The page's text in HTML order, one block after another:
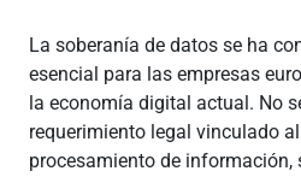
La soberanía de datos se ha
esencial para las empresas
la economía digital actual. No
requerimiento legal vinculado
procesamiento de información,